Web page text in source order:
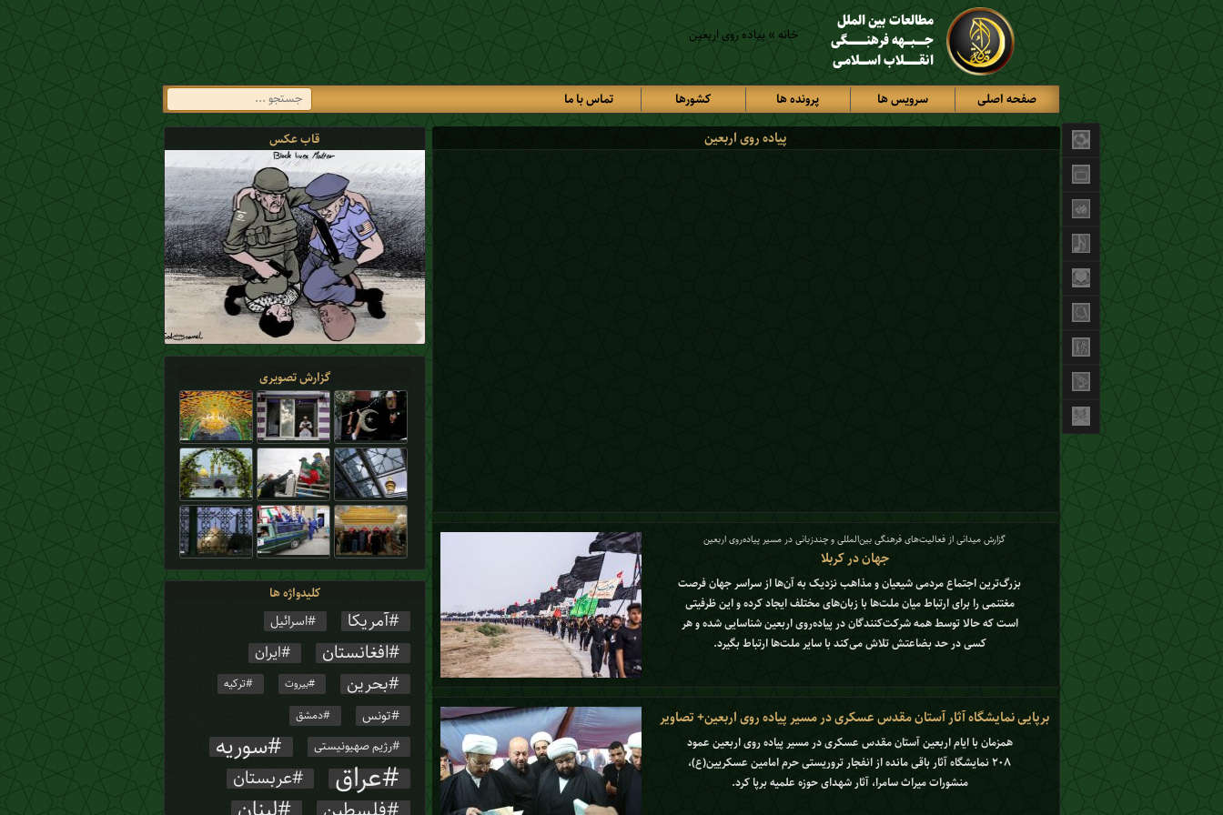
مطالعات بین الملل
جـــــبـــهه فرهنــــــــــگی
انقــــــــلاب اســــلامـی
خانه»پیاده روی اربعین
صفحه اصلی سرویس ها پرونده ها کشورها تماس با ما
پیاده روی اربعین
گزارش میدانی از فعالیت‌های فرهنگی بین‌المللی و چندزبانی در مسیر پیاده‌روی اربعین
جهان در کربلا
بزرگ‌ترین اجتماع مردمی شیعیان و مذاهب نزدیک به آن‌ها از سراسر جهان فرصت
مغتنمی را برای ارتباط میان ملت‌ها با زبان‌های مختلف ایجاد کرده و این ظرفیتی
است که حالا توسط همه شرکت‌کنندگان در پیاده‌روی اربعین شناسایی شده و هر
کسی در حد بضاعتش تلاش می‌کند با سایر ملت‌ها ارتباط بگیرد.
برپایی نمایشگاه آثار آستان مقدس عسکری در مسیر پیاده روی اربعین+ تصاویر
همزمان با ایام اربعین آستان مقدس عسکری در مسیر پیاده روی اربعین عمود
۲۰۸ نمایشگاه آثار باقی مانده از انفجار تروریستی حرم امامین عسکریین(ع)،
منشورات میراث سامرا، آثار شهدای حوزه علمیه برپا کرد.
قاب عکس
گزارش تصویری
کلیدواژه ها
آمریکا اسرائیل
افغانستان ایران
بحرین بیروت ترکیه
تونس دمشق
رژیم صهیونیستی سوریه
عراق عربستان